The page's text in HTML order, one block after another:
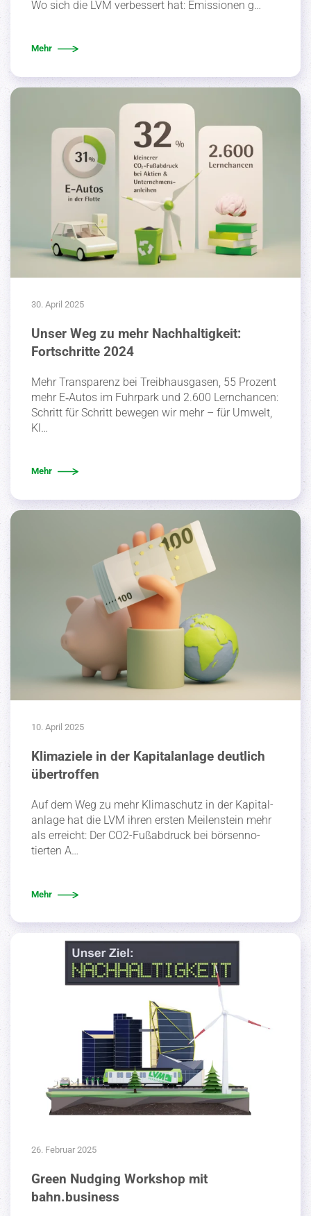
Wo sich die LVM verbessert hat: Emissionen g…
Mehr
30. April 2025
Unser Weg zu mehr Nachhaltigkeit:
Fortschritte 2024
Mehr Trans­parenz bei Treib­haus­gasen, 55 Prozent
mehr E‑Autos im Fuhrpark und 2.600 Lernchancen:
Schritt für Schritt bewegen wir mehr – für Umwelt,
Kl…
Mehr
10. April 2025
Klimaziele in der Kapitalanlage deutlich
übertroffen
Auf dem Weg zu mehr Klima­schutz in der Kapital­
anlage hat die LVM ihren ersten Meilen­stein mehr
als erreicht: Der CO2-Fußab­druck bei börsen­no­
tierten A…
Mehr
26. Februar 2025
Green Nudging Workshop mit
bahn.business